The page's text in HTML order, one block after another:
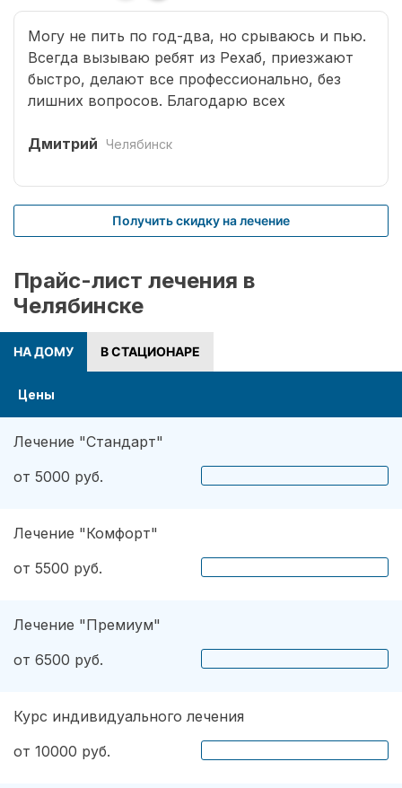
Могу не пить по год-два, но срываюсь и пью.
Всегда вызываю ребят из Рехаб, приезжают
быстро, делают все профессионально, без
лишних вопросов. Благодарю всех
Дмитрий
Челябинск
Получить скидку на лечение
Прайс-лист лечения в
Челябинске
НА ДОМУ В СТАЦИОНАРЕ
Цены
Лечение "Стандарт"
от 5000 руб.
Лечение "Комфорт"
от 5500 руб.
Лечение "Премиум"
от 6500 руб.
Курс индивидуального лечения
от 10000 руб.